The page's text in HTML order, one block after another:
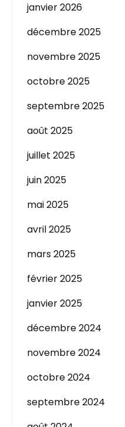
janvier 2026
décembre 2025
novembre 2025
octobre 2025
septembre 2025
août 2025
juillet 2025
juin 2025
mai 2025
avril 2025
mars 2025
février 2025
janvier 2025
décembre 2024
novembre 2024
octobre 2024
septembre 2024